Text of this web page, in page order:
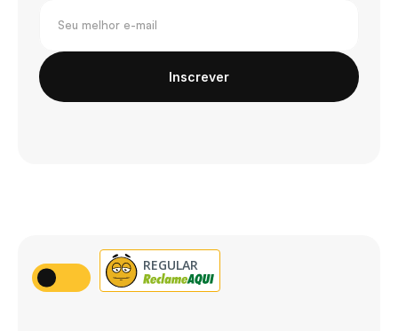
Inscrever